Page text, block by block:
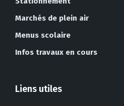
Marchés de plein air
Menus scolaire
Infos travaux en cours
Liens utiles